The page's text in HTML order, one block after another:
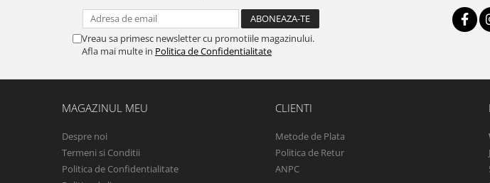
Vreau sa primesc newsletter cu promotiile magazinului.
Afla mai multe in Politica de Confidentialitate
MAGAZINUL MEU
Despre noi
Termeni si Conditii
Politica de Confidentialitate
CLIENTI
Metode de Plata
Politica de Retur
ANPC